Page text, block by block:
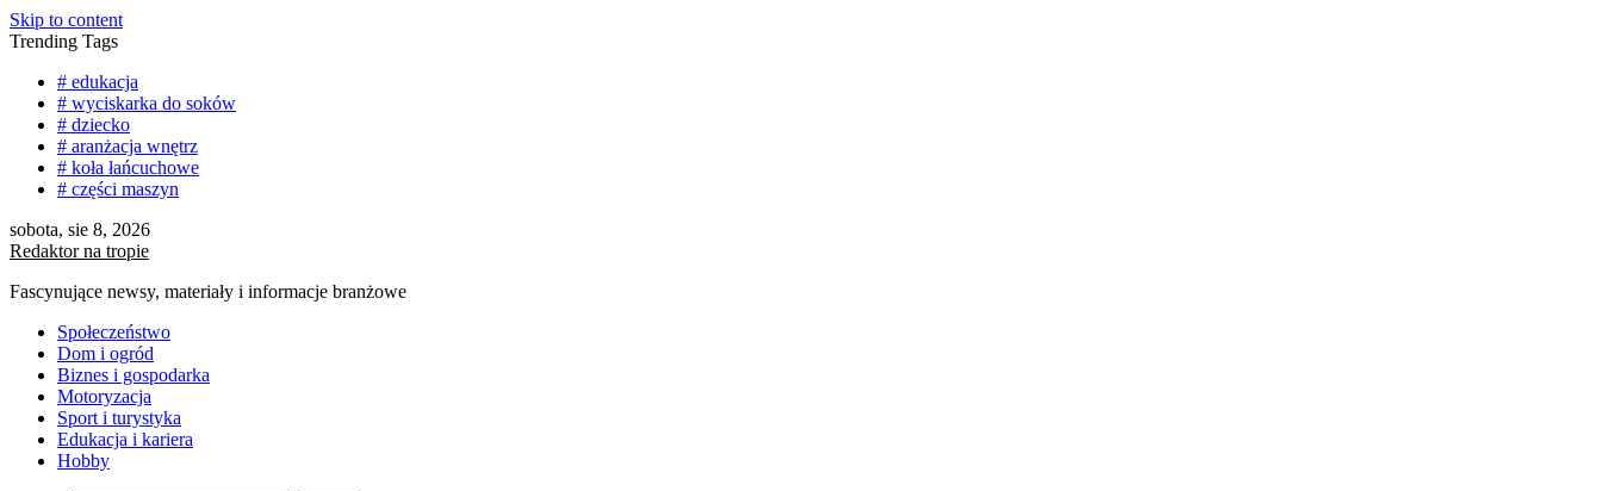
Skip to content
Trending Tags
# edukacja
# wyciskarka do soków
# dziecko
# aranżacja wnętrz
# koła łańcuchowe
# części maszyn
sobota, sie 8, 2026
Redaktor na tropie
Fascynujące newsy, materiały i informacje branżowe
Społeczeństwo
Dom i ogród
Biznes i gospodarka
Motoryzacja
Sport i turystyka
Edukacja i kariera
Hobby